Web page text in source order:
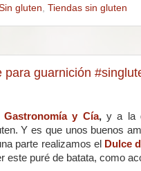
gluten Tiendas sin gluten
guarnición
Gastronomía y Cía,y a la
Y es que unos buenos
parte realizamos el Dulce
este puré de batata, como